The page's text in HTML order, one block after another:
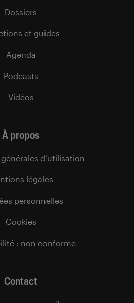
Dossiers
et guides
Agenda
Podcasts
Vidéos
À propos
d’utilisation
légales
personnelles
Cookies
: non conforme
Contact